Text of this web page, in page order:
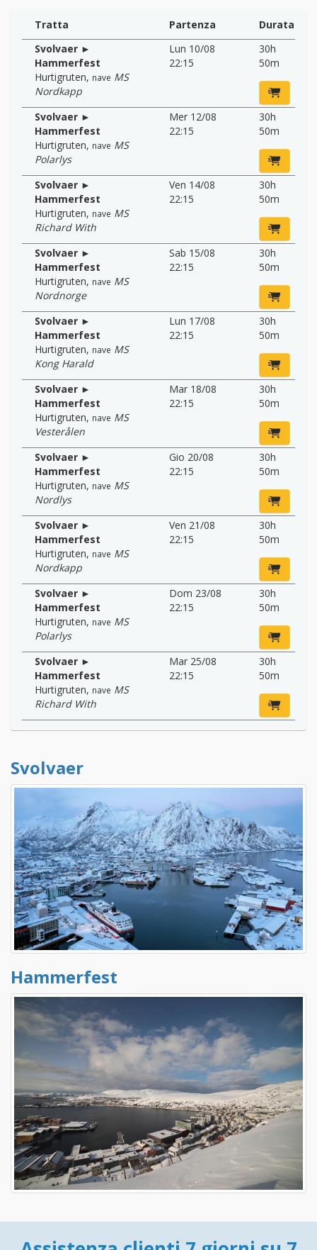
Tratta Partenza
Durata
Svolvaer ►
Hammerfest
Hurtigruten, nave MS
Nordkapp
Lun 10/08
22:15
30h
50m
Svolvaer ►
Hammerfest
Hurtigruten, nave MS
Polarlys
Mer 12/08
22:15
30h
50m
Svolvaer ►
Hammerfest
Hurtigruten, nave MS
Richard With
Ven 14/08
22:15
30h
50m
Svolvaer ►
Hammerfest
Hurtigruten, nave MS
Nordnorge
Sab 15/08
22:15
30h
50m
Svolvaer ►
Hammerfest
Hurtigruten, nave MS
Kong Harald
Lun 17/08
22:15
30h
50m
Svolvaer ►
Hammerfest
Hurtigruten, nave MS
Vesterålen
Mar 18/08
22:15
30h
50m
Svolvaer ►
Hammerfest
Hurtigruten, nave MS
Nordlys
Gio 20/08
22:15
30h
50m
Svolvaer ►
Hammerfest
Hurtigruten, nave MS
Nordkapp
Ven 21/08
22:15
30h
50m
Svolvaer ►
Hammerfest
Hurtigruten, nave MS
Polarlys
Dom 23/08
22:15
30h
50m
Svolvaer ►
Hammerfest
Hurtigruten, nave MS
Richard With
Mar 25/08
22:15
30h
50m
Svolvaer
Hammerfest